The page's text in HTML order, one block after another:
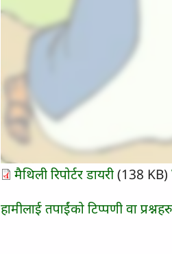
मैथिली रिपोर्टर डायरी(138 KB)
हामीलाई तपाईंको टिप्पणी वा